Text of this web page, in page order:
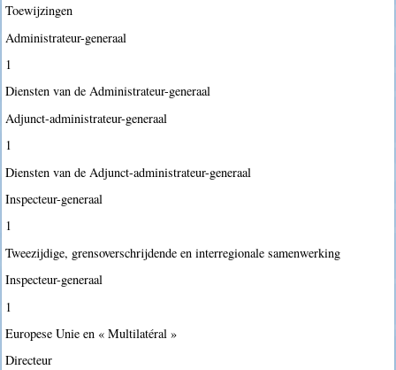
Toewijzingen
Administrateur-generaal
1
Diensten van de Administrateur-generaal
Adjunct-administrateur-generaal
1
Diensten van de Adjunct-administrateur-generaal
Inspecteur-generaal
1
Tweezijdige, grensoverschrijdende en interregionale samenwerking
Inspecteur-generaal
1
Europese Unie en « Multilatéral »
Directeur